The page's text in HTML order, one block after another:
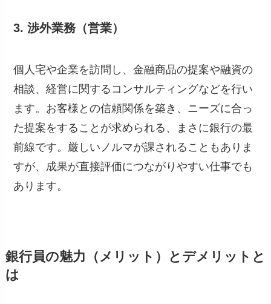
3. 渉外業務（営業）
個人宅や企業を訪問し、金融商品の提案や融資の
相談、経営に関するコンサルティングなどを行い
ます。お客様との信頼関係を築き、ニーズに合っ
た提案をすることが求められる、まさに銀行の最
前線です。厳しいノルマが課されることもありま
すが、成果が直接評価につながりやすい仕事でも
あります。
銀行員の魅力（メリット）とデメリットと
は